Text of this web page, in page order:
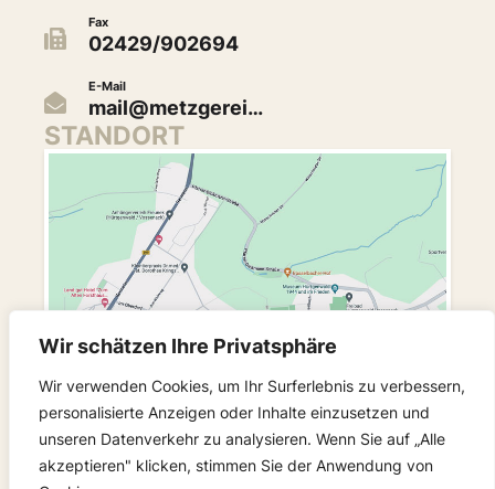
Wir schätzen Ihre Privatsphäre
Wir verwenden Cookies, um Ihr Surferlebnis zu verbessern,
personalisierte Anzeigen oder Inhalte einzusetzen und
unseren Datenverkehr zu analysieren. Wenn Sie auf „Alle
akzeptieren" klicken, stimmen Sie der Anwendung von
Fax
02429/902694
E-Mail
mail@metzgerei…
STANDORT
FOLGEN SIE UNS